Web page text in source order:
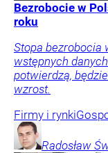
Bezrobocie w
roku
Stopa bezrobocia
wstępnych
potwierdzą,
wzrost.
Firmy i rynki
Radosław